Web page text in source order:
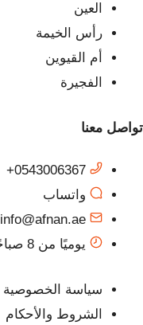
العين
رأس الخيمة
أم القيوين
الفجيرة
تواصل معنا
0543006367+
واتساب
info@afnan.ae
يوميًا من 8 صباحًا إلى 10 مساءً
سياسة الخصوصية
الشروط والأحكام